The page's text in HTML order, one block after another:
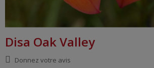
Disa Oak Valley
Donnez votre avis